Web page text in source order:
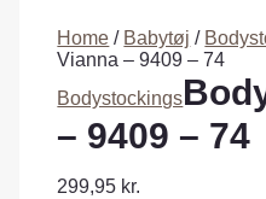
Home / Babytøj /
Vianna – 9409 – 74
Bodystockings
– 9409 – 74
299,95 kr.